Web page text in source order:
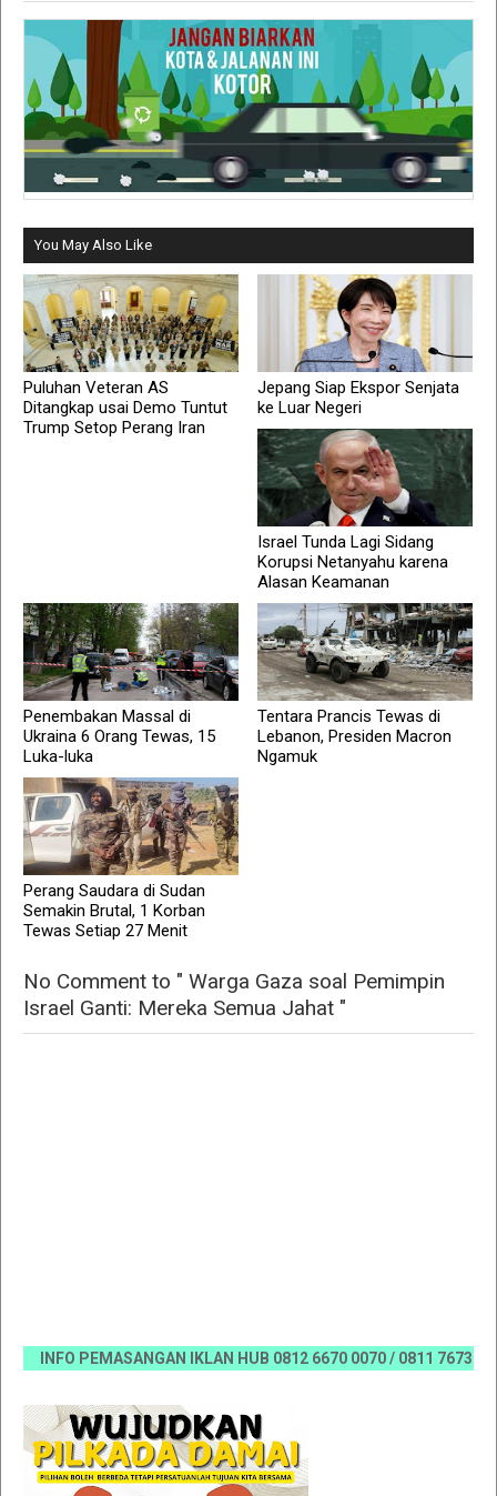
You May Also Like
Puluhan Veteran AS
Ditangkap usai Demo Tuntut
Trump Setop Perang Iran
Jepang Siap Ekspor Senjata
ke Luar Negeri
Israel Tunda Lagi Sidang
Korupsi Netanyahu karena
Alasan Keamanan
Penembakan Massal di
Ukraina 6 Orang Tewas, 15
Luka-luka
Tentara Prancis Tewas di
Lebanon, Presiden Macron
Ngamuk
Perang Saudara di Sudan
Semakin Brutal, 1 Korban
Tewas Setiap 27 Menit
No Comment to " Warga Gaza soal Pemimpin
Israel Ganti: Mereka Semua Jahat "
INFO PEMASANGAN IKLAN HUB 0812 6670 0070 / 0811 7673 35,